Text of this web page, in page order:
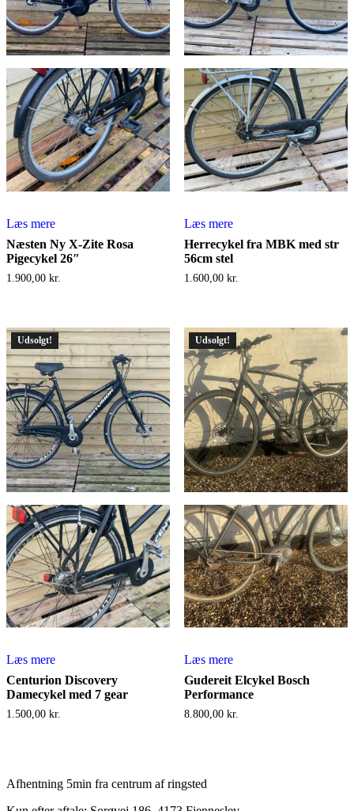
Læs mere
Næsten Ny X-Zite Rosa
Pigecykel 26″
1.900,00 kr.
Læs mere
Herrecykel fra MBK med str
56cm stel
1.600,00 kr.
Udsolgt!
Læs mere
Centurion Discovery
Damecykel med 7 gear
1.500,00 kr.
Udsolgt!
Læs mere
Gudereit Elcykel Bosch
Performance
8.800,00 kr.
Afhentning 5min fra centrum af ringsted